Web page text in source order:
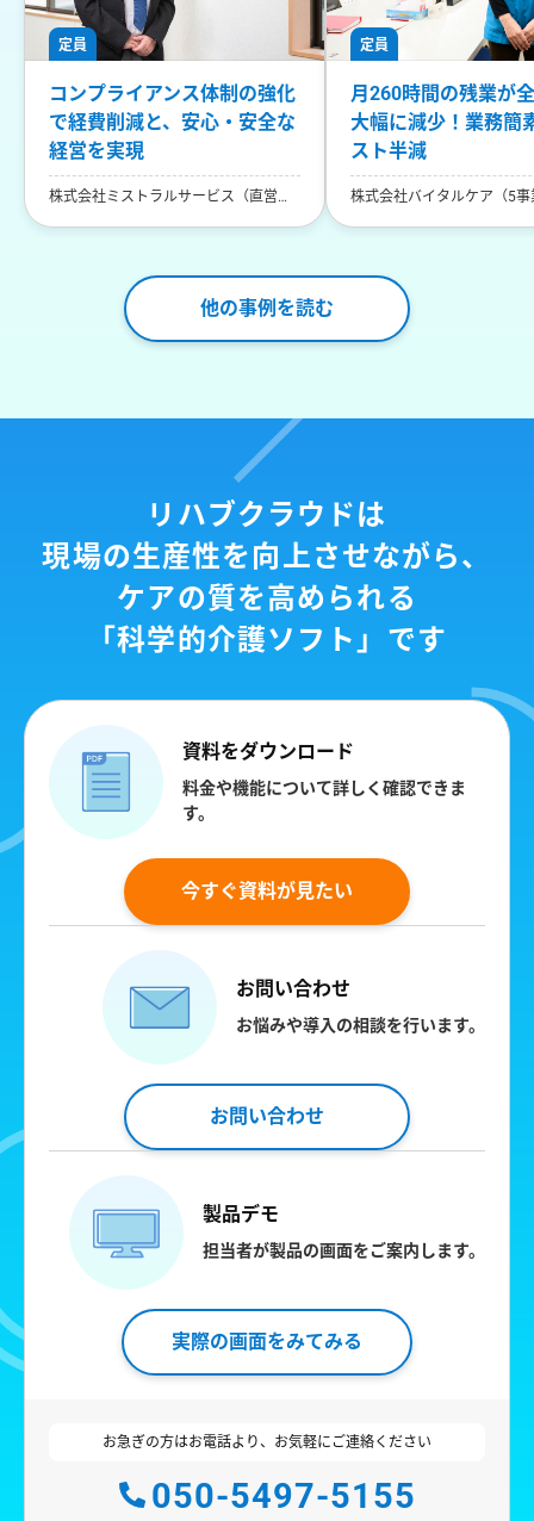
定員
コンプライアンス体制の強化
で経費削減と、安心・安全な
経営を実現
株式会社ミストラルサービス（直営店
定員
月260時間の残業が
大幅に減少！業務簡
スト半減
株式会社バイタルケア（5
他の事例を読む
リハブクラウドは
現場の生産性を向上させながら、
ケアの質を高められる
「科学的介護ソフト」です
資料をダウンロード
料金や機能について詳しく確認できま
す。
今すぐ資料が見たい
お問い合わせ
お悩みや導入の相談を行います。
お問い合わせ
製品デモ
担当者が製品の画面をご案内します。
実際の画面をみてみる
お急ぎの方はお電話より、お気軽にご連絡ください
050-5497-5155